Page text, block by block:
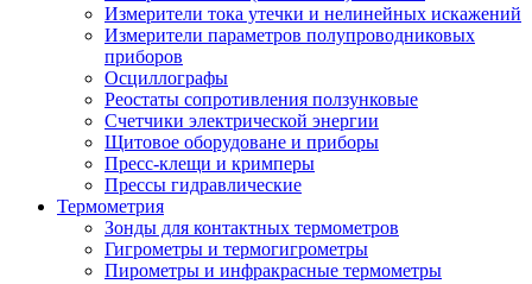
Измерители тока утечки и нелинейных искажений
Измерители параметров полупроводниковых
приборов
Осциллографы
Реостаты сопротивления ползунковые
Счетчики электрической энергии
Щитовое оборудоване и приборы
Пресс-клещи и кримперы
Прессы гидравлические
Термометрия
Зонды для контактных термометров
Гигрометры и термогигрометры
Пирометры и инфракрасные термометры